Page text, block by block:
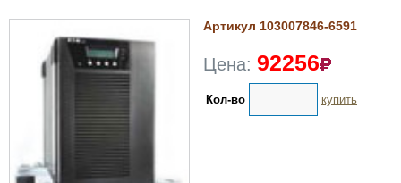
Артикул 103007846-6591
Цена: 92256
Кол-во купить